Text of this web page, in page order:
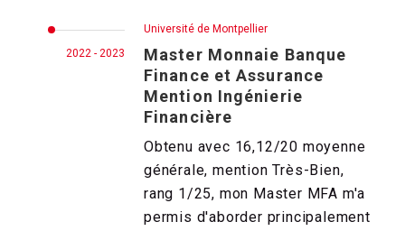
2022 - 2023
Université de Montpellier
Master Monnaie Banque
Finance et Assurance
Mention Ingénierie
Financière
Obtenu avec 16,12/20 moyenne
générale, mention Très-Bien,
rang 1/25, mon Master MFA m'a
permis d'aborder principalement